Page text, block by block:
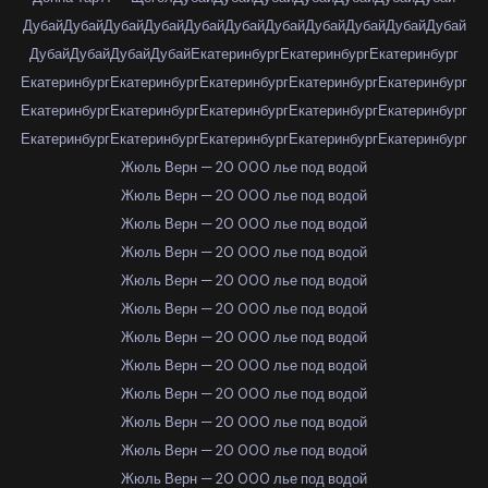
ДубайДубайДубайДубайДубайДубайДубайДубайДубайДубайДубай
ДубайДубайДубайДубайЕкатеринбургЕкатеринбургЕкатеринбург
ЕкатеринбургЕкатеринбургЕкатеринбургЕкатеринбургЕкатеринбург
ЕкатеринбургЕкатеринбургЕкатеринбургЕкатеринбургЕкатеринбург
ЕкатеринбургЕкатеринбургЕкатеринбургЕкатеринбургЕкатеринбург
Жюль Верн — 20 000 лье под водой
Жюль Верн — 20 000 лье под водой
Жюль Верн — 20 000 лье под водой
Жюль Верн — 20 000 лье под водой
Жюль Верн — 20 000 лье под водой
Жюль Верн — 20 000 лье под водой
Жюль Верн — 20 000 лье под водой
Жюль Верн — 20 000 лье под водой
Жюль Верн — 20 000 лье под водой
Жюль Верн — 20 000 лье под водой
Жюль Верн — 20 000 лье под водой
Жюль Верн — 20 000 лье под водой